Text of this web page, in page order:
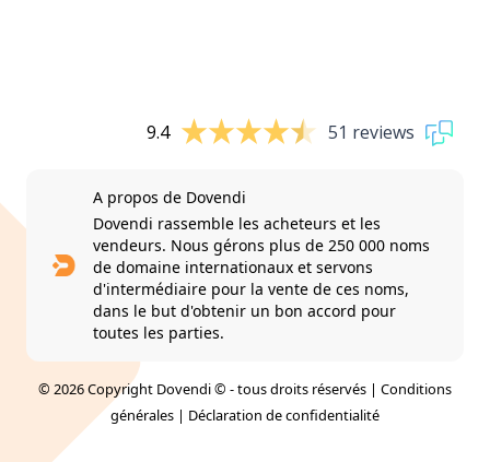
9.4 51 reviews
A propos de Dovendi
Dovendi rassemble les acheteurs et les
vendeurs. Nous gérons plus de 250 000 noms
de domaine internationaux et servons
d'intermédiaire pour la vente de ces noms,
dans le but d'obtenir un bon accord pour
toutes les parties.
© 2026 Copyright Dovendi © - tous droits réservés | Conditions
générales | Déclaration de confidentialité